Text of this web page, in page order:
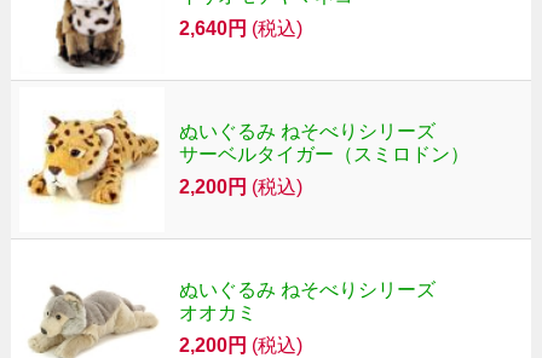
2,640円 (税込)
ぬいぐるみ ねそべりシリーズ
サーベルタイガー（スミロドン）
2,200円 (税込)
ぬいぐるみ ねそべりシリーズ
オオカミ
2,200円 (税込)